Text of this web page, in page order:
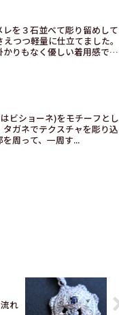
を３石並べて彫り留めして
つつ軽量に仕立てました。
りもなく優しい着用感で
ビショーネ)をモチーフとし
ガネでテクスチャを彫り込
周って、一周す...
れ